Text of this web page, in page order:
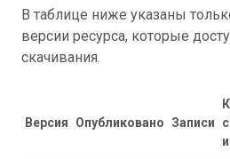
В таблице ниже указаны
версии ресурса, которые
скачивания.
Версия Опубликовано Записи